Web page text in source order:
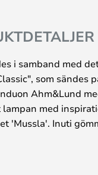
i samband med
som sändes
Ahm&Lund
lampan med
'Mussla'. Inuti
i höjd för att öka